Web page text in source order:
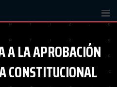
A LA APROBACIÓN
CONSTITUCIONAL